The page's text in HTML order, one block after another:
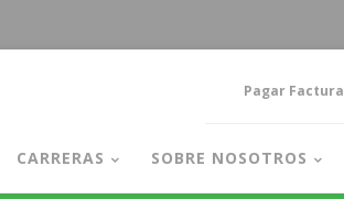
Pagar Factura
CARRERAS SOBRE NOSOTROS